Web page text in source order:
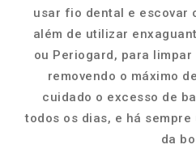
usar fio dental e escovar
além de utilizar
ou Periogard, para
removendo o máximo
cuidado o excesso de
todos os dias, e há
da